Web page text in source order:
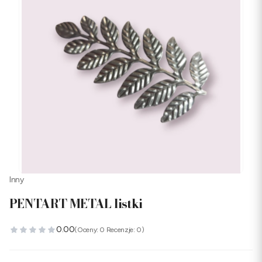
Inny
PENTART METAL listki
0.00(Oceny: 0 Recenzje: 0)